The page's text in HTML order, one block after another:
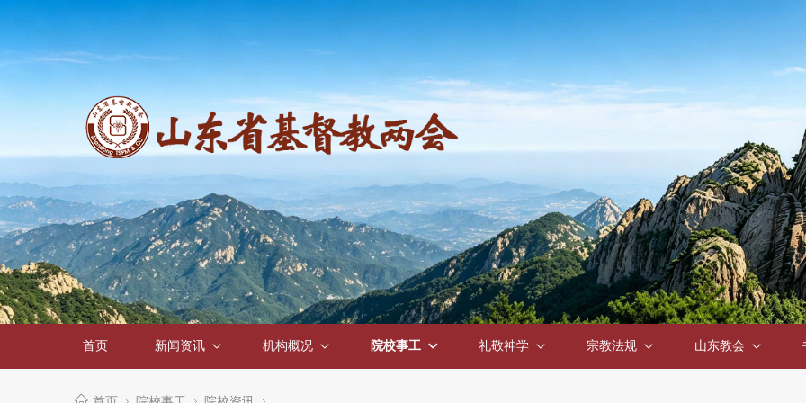
首页 新闻资讯 机构概况 院校事工 礼敬神学 宗教法规 山东教会